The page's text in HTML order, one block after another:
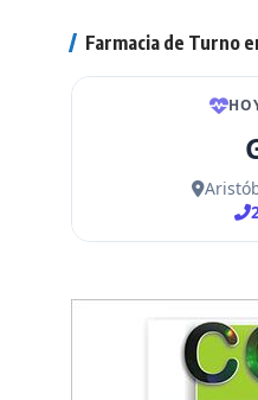
Farmacia de Turno